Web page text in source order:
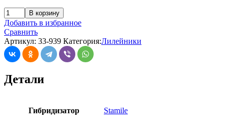
В корзину
Добавить в избранное
Сравнить
Артикул: 33-939 Категория:Лилейники
Детали
Гибридизатор Stamile